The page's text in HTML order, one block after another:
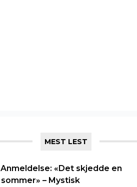
MEST LEST
Anmeldelse: «Det skjedde en
sommer» – Mystisk